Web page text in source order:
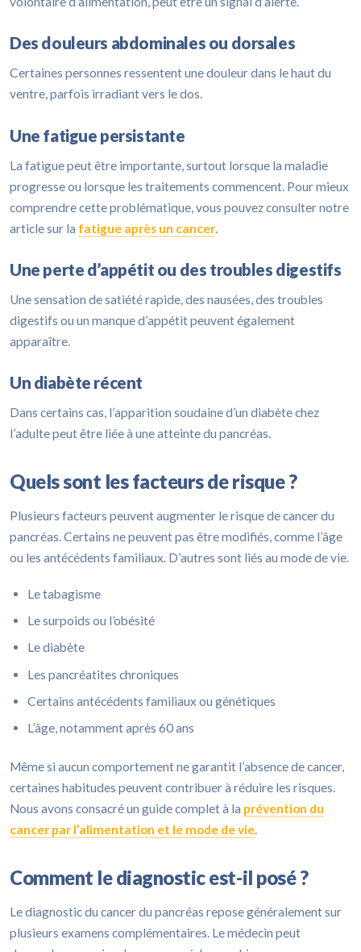
Des douleurs abdominales ou dorsales
Certaines personnes ressentent une douleur dans le haut du
ventre, parfois irradiant vers le dos.
Une fatigue persistante
La fatigue peut être importante, surtout lorsque la maladie
progresse ou lorsque les traitements commencent. Pour mieux
comprendre cette problématique, vous pouvez consulter notre
article sur la fatigue après un cancer
Une perte d’appétit ou des troubles digestifs
Une sensation de satiété rapide, des nausées, des troubles
digestifs ou un manque d’appétit peuvent également
apparaître.
Un diabète récent
Dans certains cas, l’apparition soudaine d’un diabète chez
l’adulte peut être liée à une atteinte du pancréas.
Quels sont les facteurs de risque ?
Plusieurs facteurs peuvent augmenter le risque de cancer du
pancréas. Certains ne peuvent pas être modifiés, comme l’âge
ou les antécédents familiaux. D’autres sont liés au mode de vie.
Le tabagisme
Le surpoids ou l’obésité
Le diabète
Les pancréatites chroniques
Certains antécédents familiaux ou génétiques
L’âge, notamment après 60 ans
Même si aucun comportement ne garantit l’absence de cancer,
certaines habitudes peuvent contribuer à réduire les risques.
Nous avons consacré un guide complet à la prévention du
cancer par l’alimentation et le mode de vie.
Comment le diagnostic est-il posé ?
Le diagnostic du cancer du pancréas repose généralement sur
plusieurs examens complémentaires. Le médecin peut